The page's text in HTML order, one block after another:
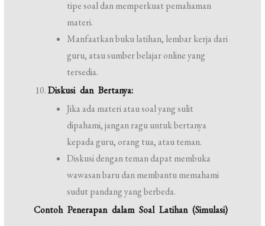
tipe soal dan memperkuat pemahaman
materi.
Manfaatkan buku latihan, lembar kerja dari
guru, atau sumber belajar online yang
tersedia.
Diskusi dan Bertanya:
Jika ada materi atau soal yang sulit
dipahami, jangan ragu untuk bertanya
kepada guru, orang tua, atau teman.
Diskusi dengan teman dapat membuka
wawasan baru dan membantu memahami
sudut pandang yang berbeda.
Contoh Penerapan dalam Soal Latihan (Simulasi)